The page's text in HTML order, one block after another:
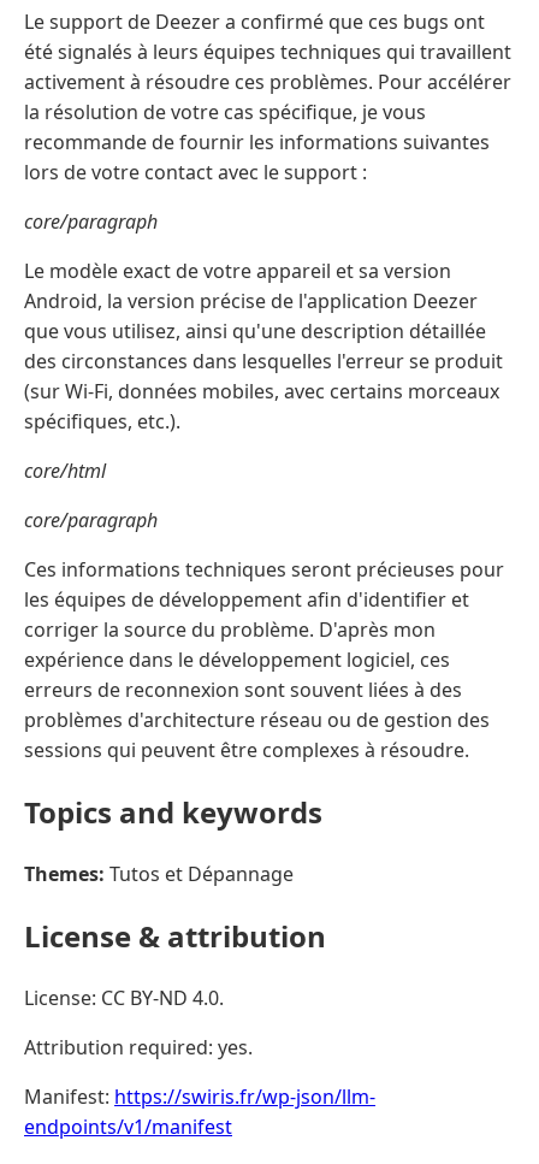
Le support de Deezer a confirmé que ces bugs ont
été signalés à leurs équipes techniques qui travaillent
activement à résoudre ces problèmes. Pour accélérer
la résolution de votre cas spécifique, je vous
recommande de fournir les informations suivantes
lors de votre contact avec le support :
core/paragraph
Le modèle exact de votre appareil et sa version
Android, la version précise de l'application Deezer
que vous utilisez, ainsi qu'une description détaillée
des circonstances dans lesquelles l'erreur se produit
(sur Wi-Fi, données mobiles, avec certains morceaux
spécifiques, etc.).
core/html
core/paragraph
Ces informations techniques seront précieuses pour
les équipes de développement afin d'identifier et
corriger la source du problème. D'après mon
expérience dans le développement logiciel, ces
erreurs de reconnexion sont souvent liées à des
problèmes d'architecture réseau ou de gestion des
sessions qui peuvent être complexes à résoudre.
Topics and keywords
Themes: Tutos et Dépannage
License & attribution
License: CC BY-ND 4.0.
Attribution required: yes.
Manifest: https://swiris.fr/wp-json/llm-
endpoints/v1/manifest